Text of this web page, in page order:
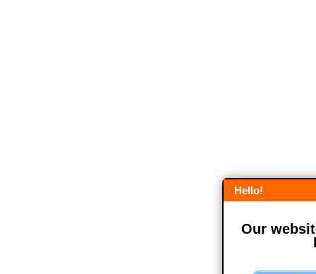
Hello!
Our